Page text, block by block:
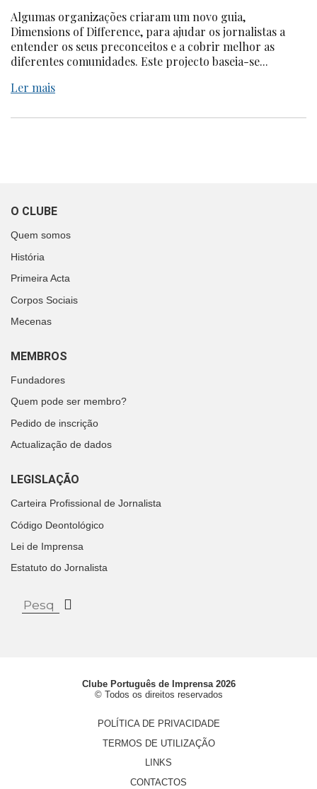
Algumas organizações criaram um novo guia,
Dimensions of Difference, para ajudar os jornalistas a
entender os seus preconceitos e a cobrir melhor as
diferentes comunidades. Este projecto baseia-se...
Ler mais
O CLUBE
Quem somos
História
Primeira Acta
Corpos Sociais
Mecenas
MEMBROS
Fundadores
Quem pode ser membro?
Pedido de inscrição
Actualização de dados
LEGISLAÇÃO
Carteira Profissional de Jornalista
Código Deontológico
Lei de Imprensa
Estatuto do Jornalista
Clube Português de Imprensa 2026
© Todos os direitos reservados
POLÍTICA DE PRIVACIDADE
TERMOS DE UTILIZAÇÃO
LINKS
CONTACTOS